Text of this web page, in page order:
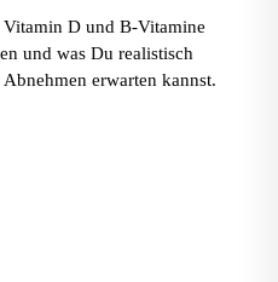
D und B-Vitamine
und was Du realistisch
erwarten kannst.